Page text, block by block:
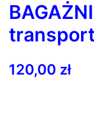
120,00 zł